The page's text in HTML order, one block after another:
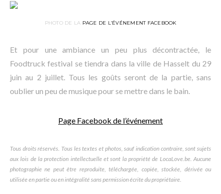
PHOTO DE LA PAGE DE L’ÉVÉNEMENT FACEBOOK
Et pour une ambiance un peu plus décontractée, le
Foodtruck festival se tiendra dans la ville de Hasselt du 29
juin au 2 juillet. Tous les goûts seront de la partie, sans
oublier un peu de musique pour se mettre dans le bain.
Page Facebook de l’événement
Tous droits réservés. Tous les textes et photos, sauf indication contraire, sont sujets
aux lois de la protection intellectuelle et sont la propriété de LocaLove.be. Aucune
photographie ne peut être reproduite, téléchargée, copiée, stockée, dérivée ou
utilisée en partie ou en intégralité sans permission écrite du propriétaire.